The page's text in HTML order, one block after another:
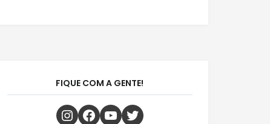
FIQUE COM A GENTE!
Instagram
Facebook
Youtube
Twitter